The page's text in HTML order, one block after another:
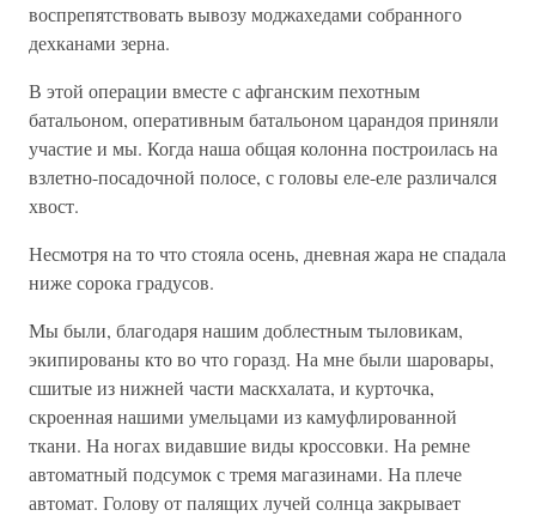
воспрепятствовать вывозу моджахедами собранного
дехканами зерна.
В этой операции вместе с афганским пехотным
батальоном, оперативным батальоном царандоя приняли
участие и мы. Когда наша общая колонна построилась на
взлетно-посадочной полосе, с головы еле-еле различался
хвост.
Несмотря на то что стояла осень, дневная жара не спадала
ниже сорока градусов.
Мы были, благодаря нашим доблестным тыловикам,
экипированы кто во что горазд. На мне были шаровары,
сшитые из нижней части маскхалата, и курточка,
скроенная нашими умельцами из камуфлированной
ткани. На ногах видавшие виды кроссовки. На ремне
автоматный подсумок с тремя магазинами. На плече
автомат. Голову от палящих лучей солнца закрывает